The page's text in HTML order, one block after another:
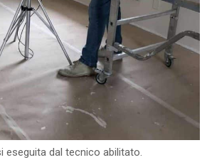
eseguita dal tecnico abilitato.